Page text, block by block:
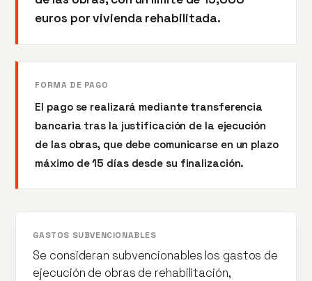
euros por vivienda rehabilitada.
FORMA DE PAGO
El pago se realizará mediante transferencia
bancaria tras la justificación de la ejecución
de las obras, que debe comunicarse en un plazo
máximo de 15 días desde su finalización.
GASTOS SUBVENCIONABLES
Se consideran subvencionables los gastos de
ejecución de obras de rehabilitación,